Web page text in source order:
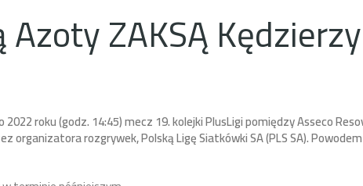
Azoty ZAKSĄ
roku (godz. 14:45) mecz 19. kolejki PlusLigi pomiędzy Asseco
organizatora rozgrywek, Polską Ligę Siatkówki SA (PLS SA).